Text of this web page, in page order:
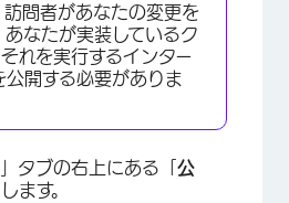
×
訪問者があなたの変更を
なたが実装しているク
れを実行するインター
公開する必要がありま
タブの右上にある「 公
ます。